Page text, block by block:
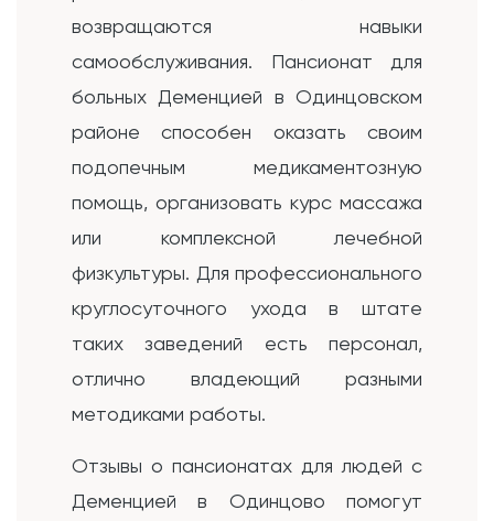
возвращаются навыки
самообслуживания. Пансионат для
больных Деменцией в Одинцовском
районе способен оказать своим
подопечным медикаментозную
помощь, организовать курс массажа
или комплексной лечебной
физкультуры. Для профессионального
круглосуточного ухода в штате
таких заведений есть персонал,
отлично владеющий разными
методиками работы.
Отзывы о пансионатах для людей с
Деменцией в Одинцово помогут